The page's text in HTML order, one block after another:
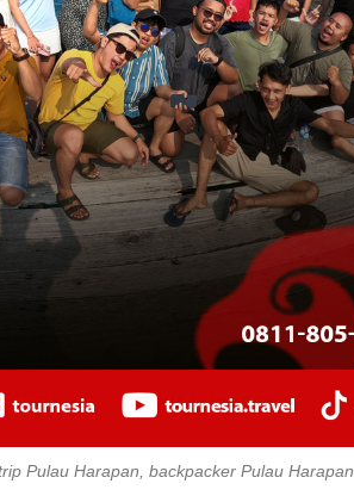
Pulau Harapan, backpacker Pulau Harapan